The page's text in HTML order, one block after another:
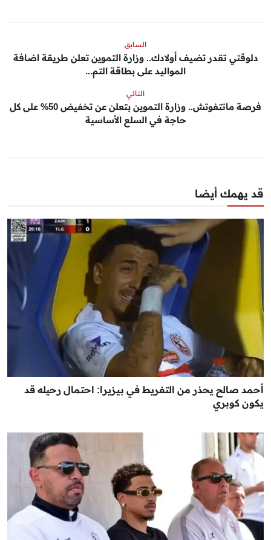
السابق
دلوقتي تقدر تضيف أولادك.. وزارة التموين تعلن طريقة اضافة
المواليد على بطاقة التم...
التالي
فرصة ماتتفوتش.. وزارة التموين بتعلن عن تخفيض 50% على كل
حاجة في السلع الأساسية
قد يهمك أيضا
أحمد صالح يحذر من التفريط في بيزيرا: احتمال رحيله قد
يكون كوبري